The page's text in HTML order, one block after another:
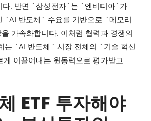
다. 반면 `삼성전자`는 `엔비디아`가
`AI 반도체` 수요를 기반으로 `메모리
가속화합니다. 이처럼 협력과 경쟁의
는 `AI 반도체` 시장 전체의 `기술 혁신
게 이끌어내는 원동력으로 평가받고
ETF 투자해야